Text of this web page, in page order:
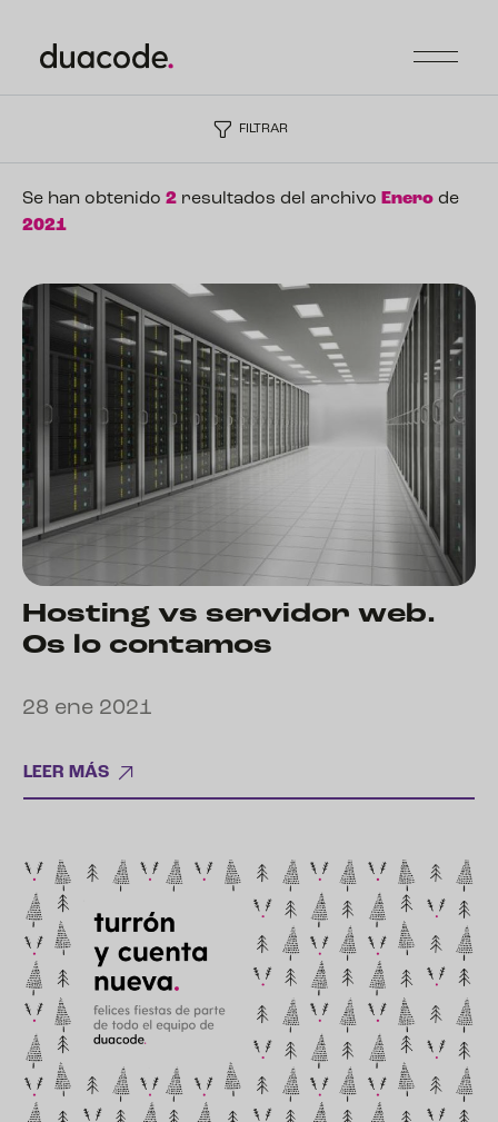
FILTRAR
Se han obtenido 2 resultados del archivo Enero de
2021
Hosting vs servidor web.
Os lo contamos
28 ene 2021
LEER MÁS